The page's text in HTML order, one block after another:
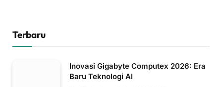
Terbaru
Inovasi Gigabyte Computex 2026: Era
Baru Teknologi AI